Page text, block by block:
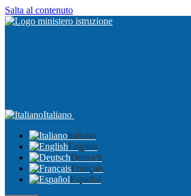
Salta al contenuto
Italiano
Italiano
English
Deutsch
Français
Español